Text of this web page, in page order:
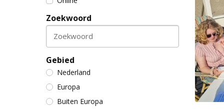
Zoekwoord
Zoekwoord
Gebied
Nederland
Europa
Buiten Europa